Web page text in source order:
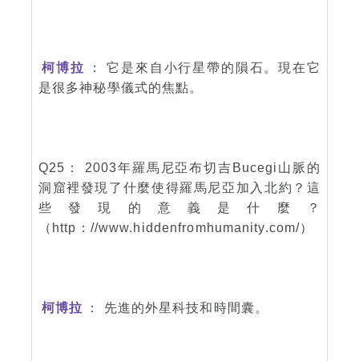
柯博拉
： 它是來自小行星帶的隕石。現在它
是很多神秘學儀式的焦點。
Q25： 2003年羅馬尼亞布切吉Bucegi山脈的
洞窟裡發現了什麼使得羅馬尼亞加入北約？這
些發現的意義是什麼？
（http：//www.hiddenfromhumanity.com/）
柯博拉 ： 先進的外星科技和時間囊。